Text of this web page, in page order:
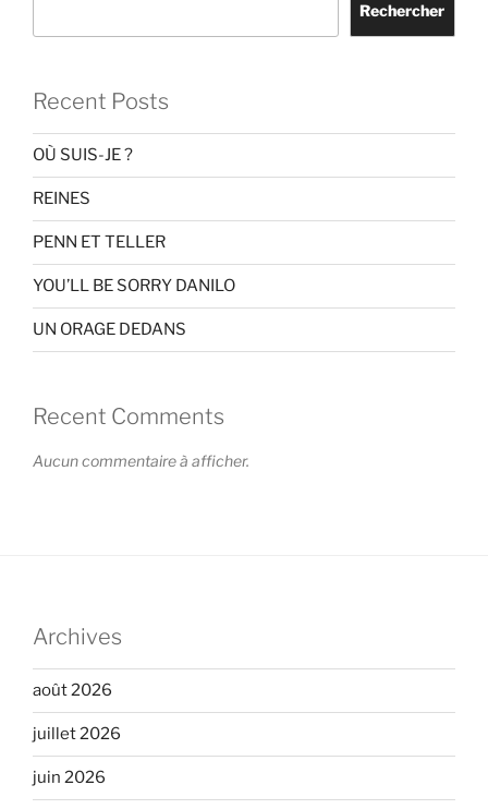
Rechercher
Recent Posts
OÙ SUIS-JE ?
REINES
PENN ET TELLER
YOU’LL BE SORRY DANILO
UN ORAGE DEDANS
Recent Comments
Aucun commentaire à afficher.
Archives
août 2026
juillet 2026
juin 2026